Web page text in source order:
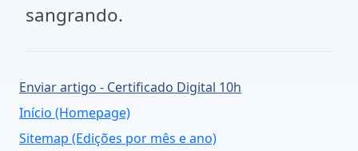
sangrando.
Enviar artigo - Certificado Digital 10h
Início (Homepage)
Sitemap (Edições por mês e ano)